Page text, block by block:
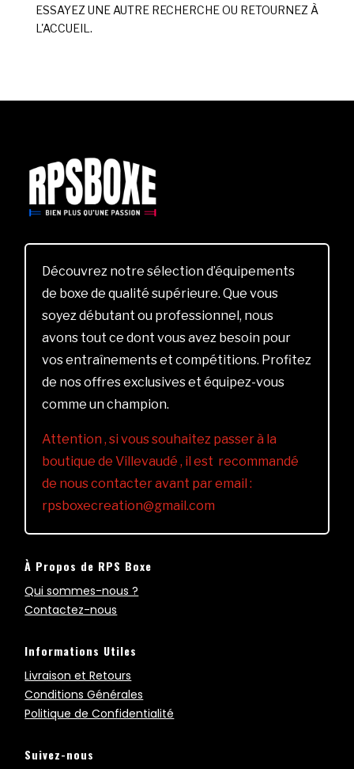
ESSAYEZ UNE AUTRE RECHERCHE OU RETOURNEZ À
L'ACCUEIL.
Découvrez notre sélection d’équipements
de boxe de qualité supérieure. Que vous
soyez débutant ou professionnel, nous
avons tout ce dont vous avez besoin pour
vos entraînements et compétitions. Profitez
de nos offres exclusives et équipez-vous
comme un champion.
Attention , si vous souhaitez passer à la
boutique de Villevaudé , il est recommandé
de nous contacter avant par email :
rpsboxecreation@gmail.com
À Propos de RPS Boxe
Qui sommes-nous ?
Contactez-nous
Informations Utiles
Livraison et Retours
Conditions Générales
Politique de Confidentialité
Suivez-nous